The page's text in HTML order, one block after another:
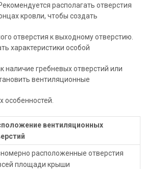
располагать отверстия
кровли, чтобы создать
отверстия к выходному отверстию.
характеристики особой
наличие гребневых отверстий или
вентиляционные
особенностей.
вентиляционных
расположенные отверстия
площади крыши